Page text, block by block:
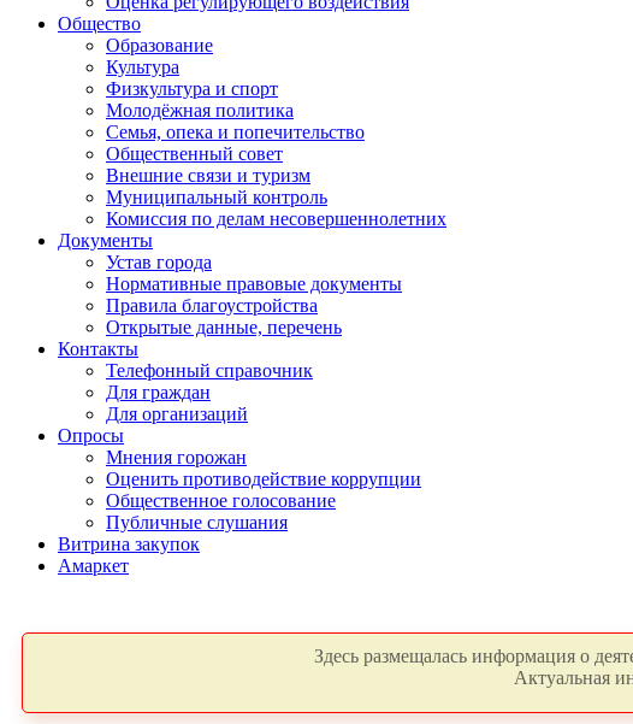
Общество
Образование
Культура
Физкультура и спорт
Молодёжная политика
Семья, опека и попечительство
Общественный совет
Внешние связи и туризм
Муниципальный контроль
Комиссия по делам несовершеннолетних
Документы
Устав города
Нормативные правовые документы
Правила благоустройства
Открытые данные, перечень
Контакты
Телефонный справочник
Для граждан
Для организаций
Опросы
Мнения горожан
Оценить противодействие коррупции
Общественное голосование
Публичные слушания
Витрина закупок
Амаркет
Здесь размещалась информация о
Актуальная